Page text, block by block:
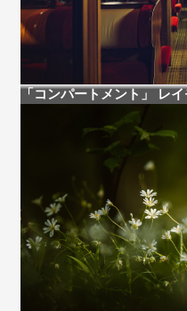
「コンパートメント」 レ